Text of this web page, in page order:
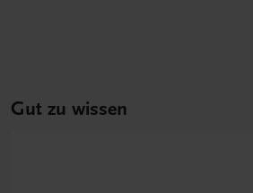
Gut zu wissen